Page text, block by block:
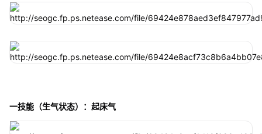
一技能（生气状态）：起床气